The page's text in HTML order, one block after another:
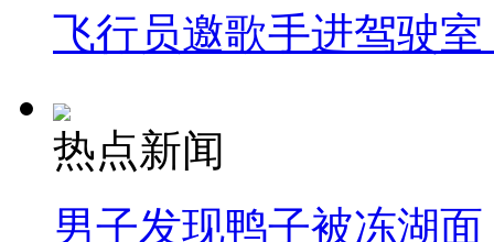
飞行员邀歌手进驾驶
热点新闻
男子发现鸭子被冻湖